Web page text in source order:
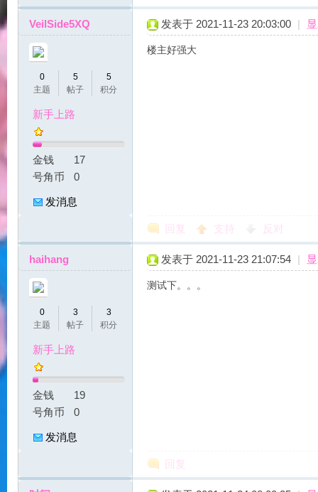
VeilSide5XQ
0
主题
5
帖子
5
积分
新手上路
金钱
17
号角币
0
发消息
发表于 2021-11-23 20:03:00 |
楼主好强大
回复 支持 反对
haihang
0
主题
3
帖子
3
积分
新手上路
金钱
19
号角币
0
发消息
发表于 2021-11-23 21:07:54 |
测试下。。。
回复